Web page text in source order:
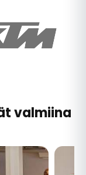
valmiina